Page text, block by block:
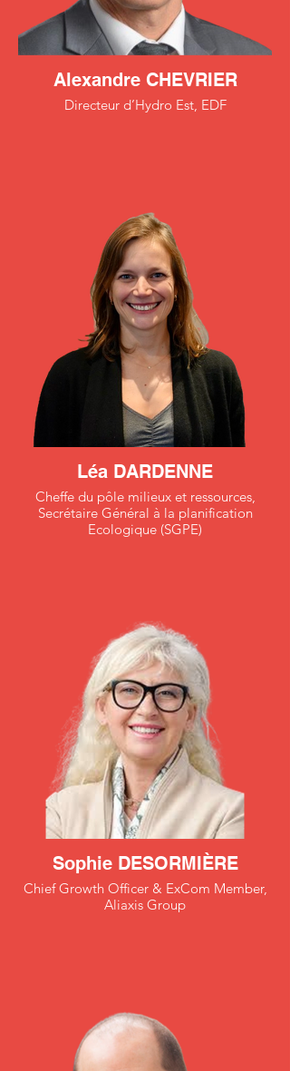
Alexandre CHEVRIER
Directeur d’Hydro Est, EDF
Léa DARDENNE
Cheffe du pôle milieux et ressources,
Secrétaire Général à la planification
Ecologique (SGPE)
Sophie DESORMIÈRE
Chief Growth Officer & ExCom Member,
Aliaxis Group